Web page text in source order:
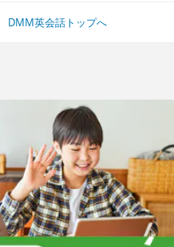
DMM英会話トップへ